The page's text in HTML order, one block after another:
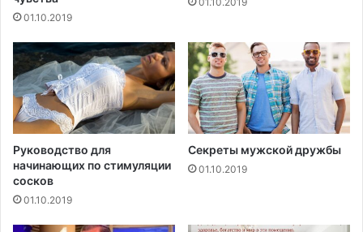
с
е
д
»
в
и
я
н
и
я
Л
П
В
П
н
01.10.2019
Руководство для
начинающих по стимуляции
сосков
01.10.2019
Секреты мужской дружбы
01.10.2019